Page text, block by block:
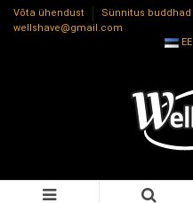
Võta ühendust Sünnitus buddhad
wellshave@gmail.com
EE